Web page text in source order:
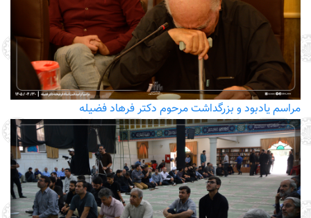
مراسم یادبود و بزرگداشت مرحوم دکتر فرهاد فضیله